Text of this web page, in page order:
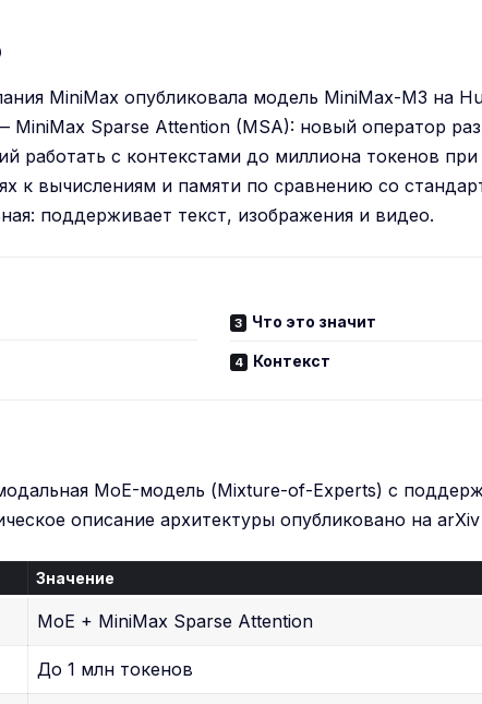
MiniMax опубликовала модель MiniMax-M3 на
MiniMax Sparse Attention (MSA): новый оператор
работать с контекстами до миллиона токенов при
к вычислениям и памяти по сравнению со
поддерживает текст, изображения и видео.
Что это значит
Контекст
MoE-модель (Mixture-of-Experts) с
описание архитектуры опубликовано на arXiv
Значение
MoE + MiniMax Sparse Attention
До 1 млн токенов